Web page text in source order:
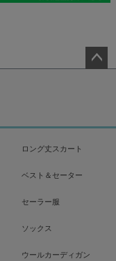
ロング丈スカート
ベスト＆セーター
セーラー服
ソックス
ウールカーディガン